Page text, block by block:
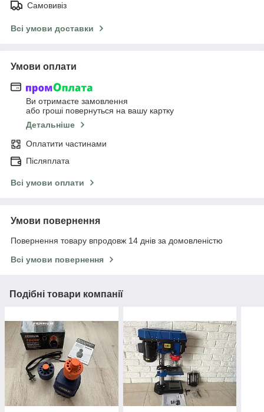
Самовивіз
Всі умови доставки
Умови оплати
Ви отримаєте замовлення
або гроші повернуться на вашу картку
Детальніше
Оплатити частинами
Післяплата
Всі умови оплати
Умови повернення
Повернення товару впродовж 14 днів за домовленістю
Всі умови повернення
Подібні товари компанії